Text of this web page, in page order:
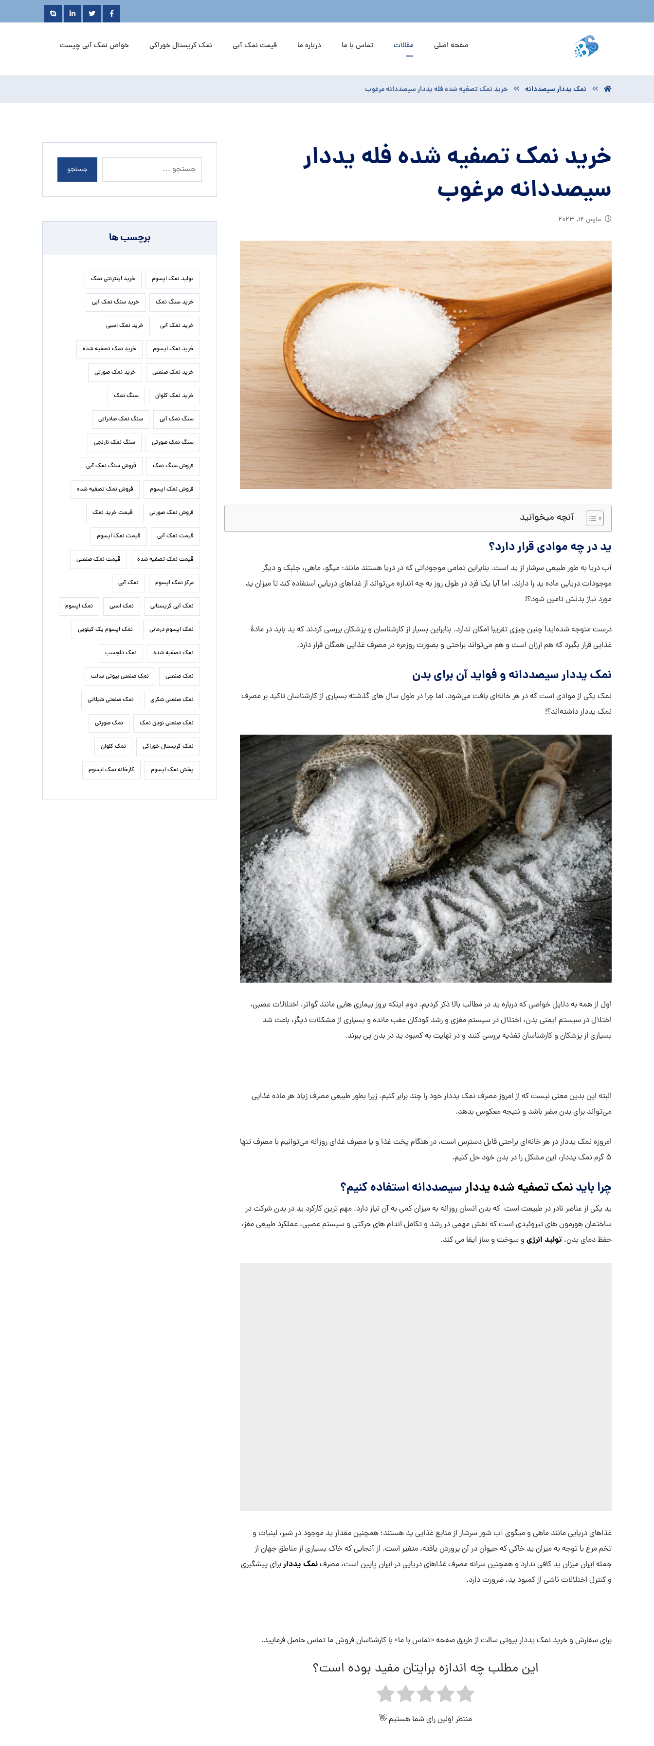
صفحه اصلی مقالات تماس با ما درباره ما قیمت نمک آبی نمک کریستال خوراکی خواص نمک آبی چیست
نمک یددار سیصددانه خرید نمک تصفیه شده فله یددار سیصددانه مرغوب
خرید نمک تصفیه شده فله یددار
سیصددانه مرغوب
مارس ۱۲, ۲۰۲۳
آنچه میخوانید
ید در چه موادی قرار دارد؟
آب دریا به طور طبیعی سرشار از ید است. بنابراین تمامی موجوداتی که در دریا هستند مانند: میگو، ماهی، جلبک و دیگر
موجودات دریایی ماده ید را دارند. اما آیا یک فرد در طول روز به چه اندازه می‌تواند از غذاهای دریایی استفاده کند تا میزان ید
مورد نیاز بدنش تامین شود؟!
درست متوجه شده‌اید! چنین چیزی تقریبا امکان ندارد. بنابراین بسیار از کارشناسان و پزشکان بررسی کردند که ید باید در مادۀ
غذایی قرار بگیرد که هم ارزان است و هم می‌تواند براحتی و بصورت روزمره در مصرف غذایی همگان قرار دارد.
نمک یددار سیصددانه و فواید آن برای بدن
نمک یکی از موادی است که در هر خانه‌ای یافت می‌شود. اما چرا در طول سال های گذشته بسیاری از کارشناسان تاکید بر مصرف
نمک یددار داشته‌اند؟!
اول از همه به دلایل خواصی که درباره ید در مطالب بالا ذکر کردیم. دوم اینکه بروز بیماری هایی مانند گواتر، اختلالات عصبی،
اختلال در سیستم ایمنی بدن، اختلال در سیستم مغزی و رشد کودکان عقب مانده و بسیاری از مشکلات دیگر، باعث شد
بسیاری از پزشکان و کارشناسان تغذیه بررسی کنند و در نهایت به کمبود ید در بدن پی ببرند.
البته این بدین معنی نیست که از امروز مصرف نمک یددار خود را چند برابر کنیم. زیرا بطور طبیعی مصرف زیاد هر ماده غذایی
می‌تواند برای بدن مضر باشد و نتیجه معکوس بدهد.
امروزه نمک یددار در هر خانه‌ای براحتی قابل دسترس است، در هنگام پخت غذا و یا مصرف غذای روزانه می‌توانیم با مصرف تنها
5 گرم نمک یددار، این مشکل را در بدن خود حل کنیم.
چرا بایدنمک تصفیه شده یددارسیصددانه استفاده کنیم؟
ید یکی از عناصر نادر در طبیعت است که بدن انسان روزانه به میزان کمی به آن نیاز دارد. مهم ترین کارکرد ید در بدن شرکت در
ساختمان هورمون های تیروئیدی است که نقش مهمی در رشد و تکامل اندام های حرکتی و سیستم عصبی، عملکرد طبیعی مغز،
حفظ دمای بدن، تولید انرژی و سوخت و ساز ایفا می کند.
غذاهای دریایی مانند ماهی و میگوی آب شور سرشار از منابع غذایی ید هستند؛ همچنین مقدار ید موجود در شیر، لبنیات و
تخم مرغ با توجه به میزان ید خاکی که حیوان در آن پرورش یافته، متغیر است. از آنجایی که خاک بسیاری از مناطق جهان از
جمله ایران میزان ید کافی ندارد و همچنین سرانه مصرف غذاهای دریایی در ایران پایین است، مصرفنمک یدداربرای پیشگیری
و کنترل اختلالات ناشی از کمبود ید، ضرورت دارد.
برای سفارش و خرید نمک یددار بیوتی سالت از طریق صفحه «تماس با ما» با کارشناسان فروش ما تماس حاصل فرمایید.
این مطلب چه اندازه برایتان مفید بوده است؟
منتظر اولین رای شما هستیم 👋
جستجو
برچسب ها
تولید نمک اپسوم خرید اینترنتی نمک
خرید سنگ نمک خرید سنگ نمک آبی
خرید نمک آبی خرید نمک اسبی
خرید نمک اپسوم خرید نمک تصفیه شده
خرید نمک صنعتی خرید نمک صورتی
خرید نمک کلوان سنگ نمک
سنگ نمک آبی سنگ نمک صادراتی
سنگ نمک صورتی سنگ نمک نارنجی
فروش سنگ نمک فروش سنگ نمک آبی
فروش نمک اپسوم فروش نمک تصفیه شده
فروش نمک صورتی قیمت خرید نمک
قیمت نمک آبی قیمت نمک اپسوم
قیمت نمک تصفیه شده قیمت نمک صنعتی
مرکز نمک اپسوم نمک آبی
نمک آبی کریستالی نمک اسبی نمک اپسوم
نمک اپسوم درمانی نمک اپسوم یک کیلویی
نمک تصفیه شده نمک دلچسب
نمک صنعتی نمک صنعتی بیوتی سالت
نمک صنعتی شکری نمک صنعتی شیلاتی
نمک صنعتی نوین نمک نمک صورتی
نمک کریستال خوراکی نمک کلوان
پخش نمک اپسوم کارخانه نمک اپسوم